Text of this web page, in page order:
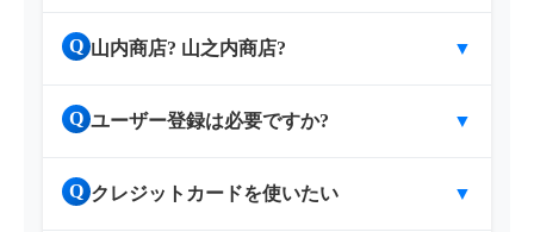
Q 山内商店? 山之内商店? ▼
Q ユーザー登録は必要ですか? ▼
Q クレジットカードを使いたい ▼